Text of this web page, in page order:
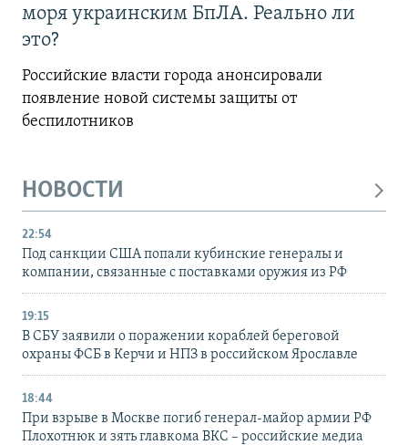
моря украинским БпЛА. Реально ли
это?
Российские власти города анонсировали
появление новой системы защиты от
беспилотников
НОВОСТИ
22:54
Под санкции США попали кубинские генералы и
компании, связанные с поставками оружия из РФ
19:15
В СБУ заявили о поражении кораблей береговой
охраны ФСБ в Керчи и НПЗ в российском Ярославле
18:44
При взрыве в Москве погиб генерал-майор армии РФ
Плохотнюк и зять главкома ВКС – российские медиа